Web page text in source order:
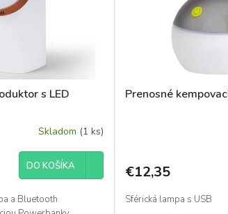
s LED
Skladom (1 ks)
DO KOŠÍKA
a Bluetooth
Prenosné
€12,35
Sférická lampa s USB